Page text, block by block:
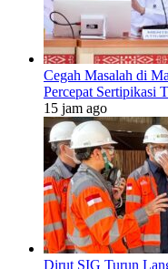
Cegah Masalah di
Percepat Sertipikasi
15 jam ago
Dirut SIG Turun